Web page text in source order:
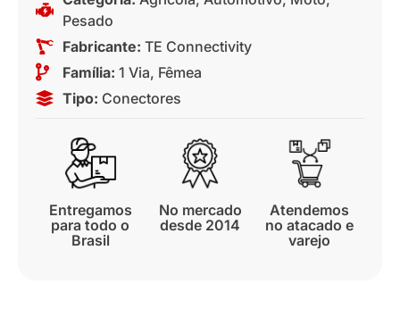
Pesado
Fabricante: TE Connectivity
Família: 1 Via, Fêmea
Tipo: Conectores
Entregamos
para todo o
Brasil
No mercado
desde 2014
Atendemos
no atacado e
varejo